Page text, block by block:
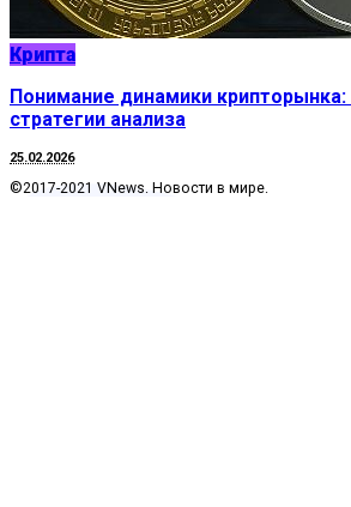
Крипта
Понимание динамики
стратегии анализа
25.02.2026
©2017-2021 VNews. Новости в мире.